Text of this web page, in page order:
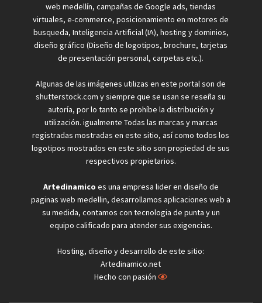
web medellín, campañas de Google ads, tiendas
virtuales, e-commerce, posicionamiento en motores de
busqueda, Inteligencia Artificial (IA), hosting y dominios,
diseño gráfico (Diseño de logotipos, brochure, tarjetas
de presentación personal, carpetas etc.).
Algunas de las imágenes utilizas en este portal son de
shutterstock.com y siempre que se usan se reseña su
autoría, por lo tanto se prohíbe la distribución y
utilización. igualmente Todas las marcas y marcas
registradas mostradas en este sitio, así como todos los
logotipos mostrados en este sitio son propiedad de sus
respectivos propietarios.
Artedinamico es una empresa lider en diseño de
paginas web medellin, desarrollamos aplicaciones web a
su medida, contamos con tecnologia de punta y un
equipo calificado para atender sus exigencias.
Hosting, diseño y desarrollo de este sitio:
Artedinamico.net
Hecho con pasión